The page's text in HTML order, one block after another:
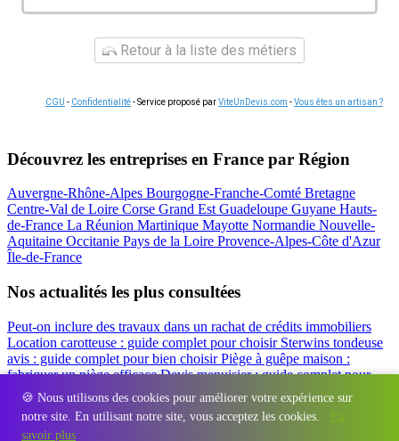
🍪 Nous utilisons des cookies pour améliorer votre expérience sur
notre site. En utilisant notre site, vous acceptez les cookies.
En
savoir plus
Retour à la liste des métiers
CGU - Confidentialité- Service proposé parViteUnDevis.com -Vous êtes un artisan ?
Découvrez les entreprises en France par Région
Auvergne-Rhône-Alpes Bourgogne-Franche-Comté Bretagne
Centre-Val de Loire Corse Grand EstGuadeloupe Guyane Hauts-
de-France La Réunion Martinique Mayotte Normandie Nouvelle-
Aquitaine Occitanie Pays de la Loire Provence-Alpes-Côte d'Azur
Île-de-France
Nos actualités les plus consultées
Peut-on inclure des travaux dans un rachat de crédits immobiliers
Location carotteuse : guide complet pour choisir Sterwins tondeuse
avis : guide complet pour bien choisirPiège à guêpe maison :
fabriquer un piège efficaceDevis menuisier : guide complet pour
obtenir le meilleur prix
Simulation rachat de crédit : regrouper prêt
travaux et crédits
Régions - Départements - Villes - Entreprises - Marques Contact